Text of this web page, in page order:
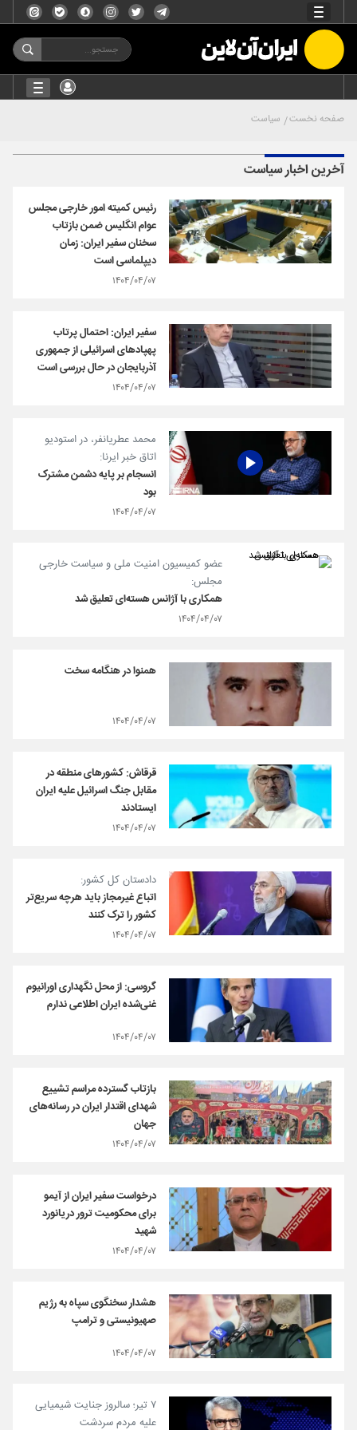
صفحه نخست سیاست
آخرین اخبار سیاست
رئیس کمیته امور خارجی مجلس
عوام انگلیس ضمن بازتاب
سخنان سفیر ایران: زمان
دیپلماسی است
۱۴۰۴/۰۴/۰۷
سفیر ایران: احتمال پرتاب
پهپادهای اسرائیلی از جمهوری
آذربایجان در حال بررسی است
۱۴۰۴/۰۴/۰۷
محمد عطریانفر، در استودیو
اتاق خبر ایرنا:
انسجام بر پایه دشمن مشترک
بود
۱۴۰۴/۰۴/۰۷
عضو کمیسیون امنیت ملی و سیاست خارجی
مجلس:
همکاری با آژانس هسته‌ای تعلیق شد
۱۴۰۴/۰۴/۰۷
همنوا در هنگامه سخت
۱۴۰۴/۰۴/۰۷
قرقاش: کشورهای منطقه در
مقابل جنگ اسرائیل علیه ایران
ایستادند
۱۴۰۴/۰۴/۰۷
دادستان کل کشور:
اتباع غیرمجاز باید هرچه سریع‌تر
کشور را ترک کنند
۱۴۰۴/۰۴/۰۷
گروسی: از محل نگهداری اورانیوم
غنی‌شده ایران اطلاعی ندارم
۱۴۰۴/۰۴/۰۷
بازتاب گسترده مراسم تشییع
شهدای اقتدار ایران در رسانه‌های
جهان
۱۴۰۴/۰۴/۰۷
درخواست سفیر ایران از آیمو
برای محکومیت ترور دریانورد
شهید
۱۴۰۴/۰۴/۰۷
هشدار سخنگوی سپاه به رژیم
صهیونیستی و ترامپ
۱۴۰۴/۰۴/۰۷
۷ تیر؛ سالروز جنایت شیمیایی
علیه مردم سردشت